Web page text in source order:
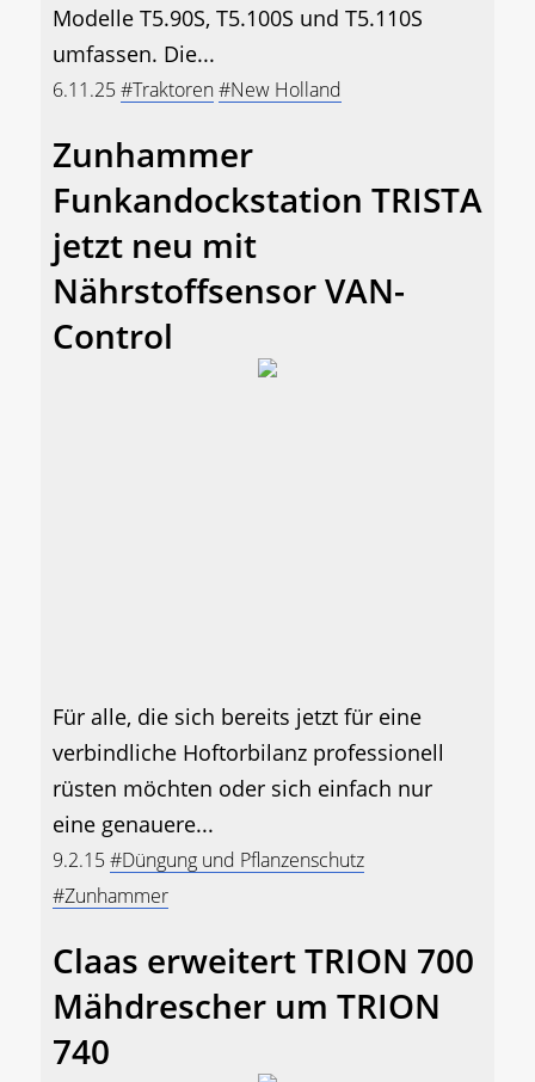
Modelle T5.90S, T5.100S und T5.110S
umfassen. Die...
6.11.25#Traktoren#New Holland
Zunhammer
Funkandockstation TRISTA
jetzt neu mit
Nährstoffsensor VAN-
Control
Für alle, die sich bereits jetzt für eine
verbindliche Hoftorbilanz professionell
rüsten möchten oder sich einfach nur
eine genauere...
9.2.15#Düngung und Pflanzenschutz
#Zunhammer
Claas erweitert TRION 700
Mähdrescher um TRION
740